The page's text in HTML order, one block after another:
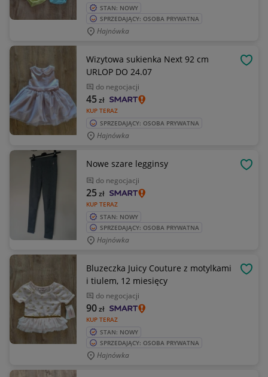
STAN: NOWY
SPRZEDAJĄCY: OSOBA PRYWATNA
Hajnówka
Wizytowa sukienka Next 92 cm
URLOP DO 24.07
do negocjacji
KUP TERAZ
45zł
SPRZEDAJĄCY: OSOBA PRYWATNA
Hajnówka
Nowe szare legginsy
do negocjacji
KUP TERAZ
25zł
STAN: NOWY
SPRZEDAJĄCY: OSOBA PRYWATNA
Hajnówka
Bluzeczka Juicy Couture z motylkami
i tiulem, 12 miesięcy
do negocjacji
KUP TERAZ
90zł
STAN: NOWY
SPRZEDAJĄCY: OSOBA PRYWATNA
Hajnówka